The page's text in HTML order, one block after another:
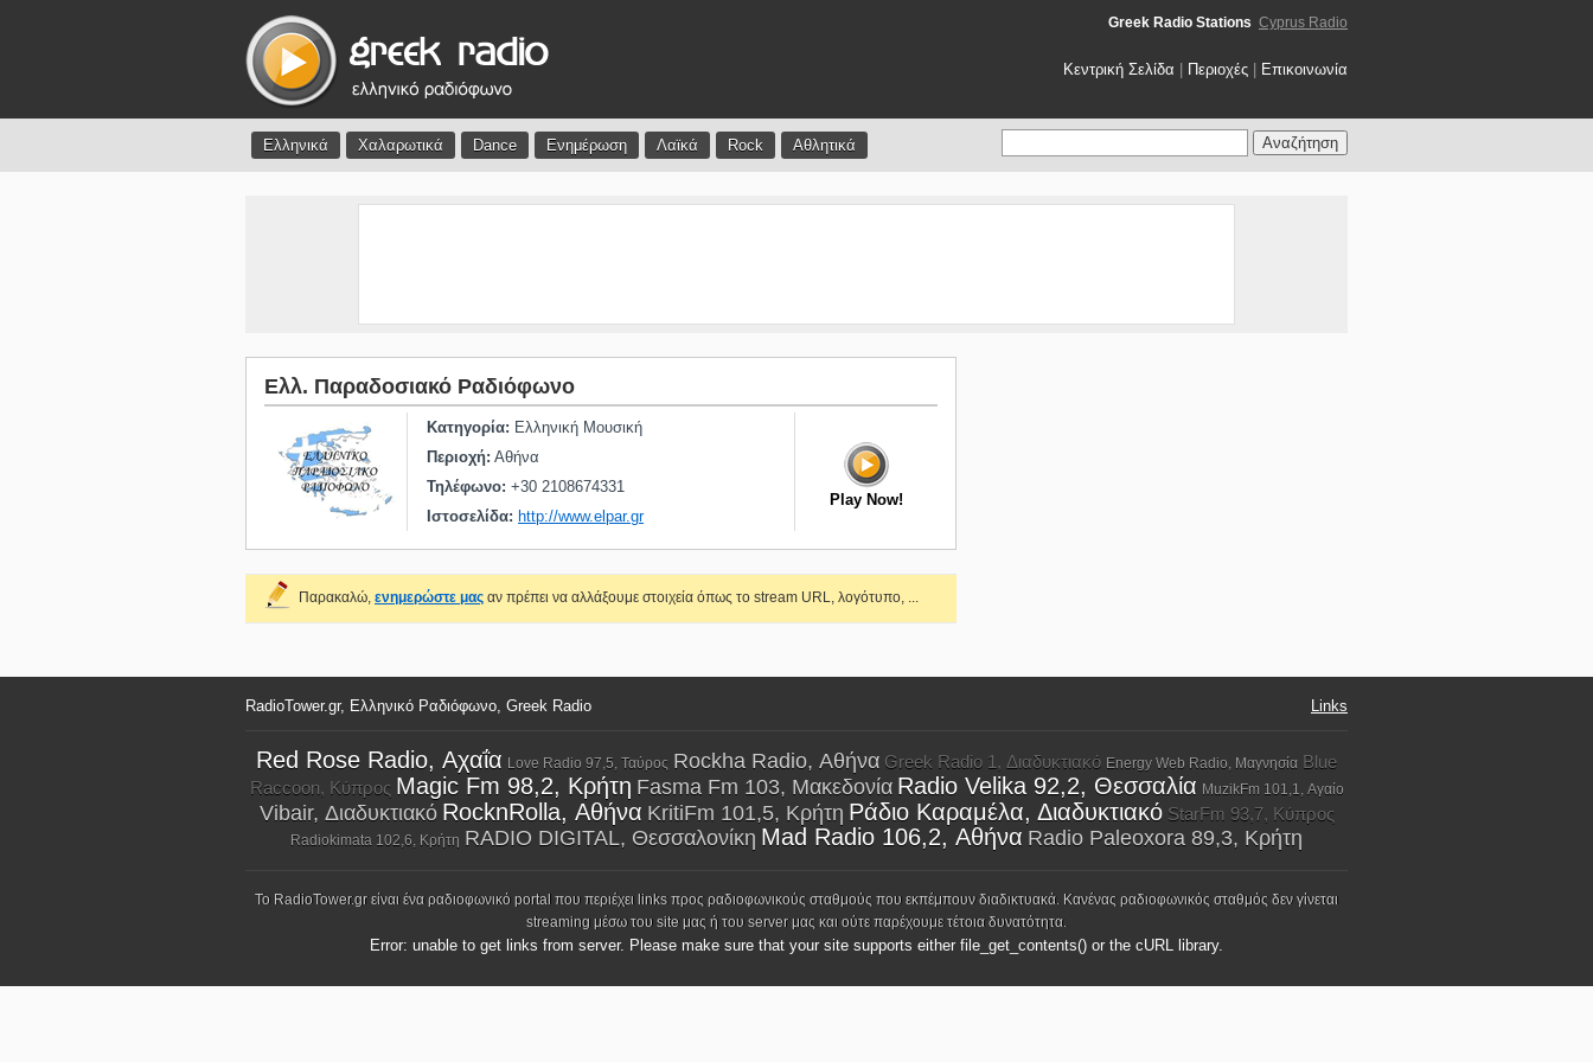
Greek Radio Stations Cyprus Radio
Κεντρική Σελίδα Περιοχές Επικοινωνία
Ελληνικά Χαλαρωτικά Dance Ενημέρωση Λαϊκά Rock Αθλητικά
Ελλ. Παραδοσιακό Ραδιόφωνο
Κατηγορία: Ελληνική Μουσική
Περιοχή: Αθήνα
Τηλέφωνο: +30 2108674331
Ιστοσελίδα: http://www.elpar.gr
Play Now!
Παρακαλώ, ενημερώστε μας αν πρέπει να αλλάξουμε στοιχεία όπως το stream URL, λογότυπο, ...
RadioTower.gr, Ελληνικό Ραδιόφωνο, Greek Radio Links
Red Rose Radio, Αχαΐα Love Radio 97,5, Ταύρος Rockha Radio, Αθήνα Greek Radio 1, Διαδυκτιακό Energy Web Radio, Μαγνησία Blue
Raccoon, Κύπρος Magic Fm 98,2, Κρήτη Fasma Fm 103, Μακεδονία Radio Velika 92,2, Θεσσαλία MuzikFm 101,1, Αγαίο
Vibair, Διαδυκτιακό RocknRolla, Αθήνα KritiFm 101,5, Κρήτη Ράδιο Καραμέλα, Διαδυκτιακό StarFm 93,7, Κύπρος
Radiokimata 102,6, Κρήτη RADIO DIGITAL, Θεσσαλονίκη Mad Radio 106,2, Αθήνα Radio Paleoxora 89,3, Κρήτη
Το RadioTower.gr είναι ένα ραδιοφωνικό portal που περιέχει links προς ραδιοφωνικούς σταθμούς που εκπέμπουν διαδικτυακά. Κανένας ραδιοφωνικός σταθμός δεν γίνεται
streaming μέσω του site μας ή του server μας και ούτε παρέχουμε τέτοια δυνατότητα.
Error: unable to get links from server. Please make sure that your site supports either file_get_contents() or the cURL library.